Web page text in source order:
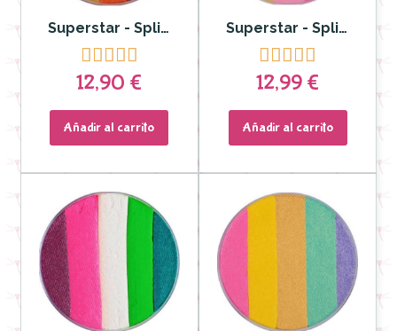
Superstar - Splitcake Dream Colours Safari 45gr

12,90 €
Añadir al carrito
Superstar - Splitcake Dream Colours Sweet Dulce 45gr

12,99 €
Añadir al carrito